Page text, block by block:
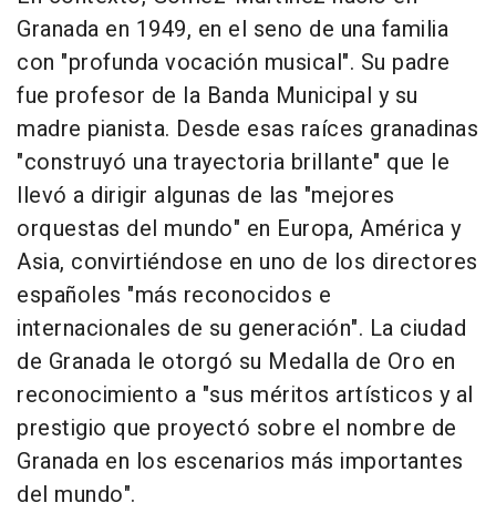
Granada en 1949, en el seno de una familia
con "profunda vocación musical". Su padre
fue profesor de la Banda Municipal y su
madre pianista. Desde esas raíces granadinas
"construyó una trayectoria brillante" que le
llevó a dirigir algunas de las "mejores
orquestas del mundo" en Europa, América y
Asia, convirtiéndose en uno de los directores
españoles "más reconocidos e
internacionales de su generación". La ciudad
de Granada le otorgó su Medalla de Oro en
reconocimiento a "sus méritos artísticos y al
prestigio que proyectó sobre el nombre de
Granada en los escenarios más importantes
del mundo".